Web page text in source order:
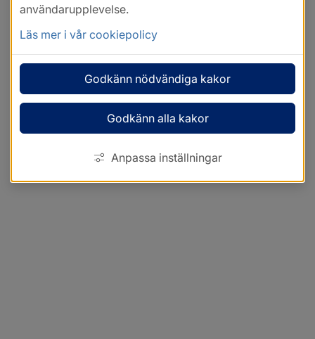
användarupplevelse.
Läs mer i vår cookiepolicy
Godkänn nödvändiga kakor
Godkänn alla kakor
Anpassa inställningar